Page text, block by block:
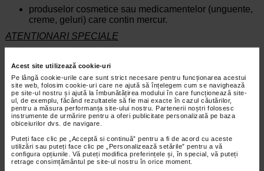
Acest site utilizează cookie-uri
Pe lângă cookie-urile care sunt strict necesare pentru funcționarea acestui
site web, folosim cookie-uri care ne ajută să înțelegem cum se navighează
pe site-ul nostru și ajută la îmbunătățirea modului în care funcționează site-
ul, de exemplu, făcând rezultatele să fie mai exacte în cazul căutărilor,
pentru a măsura performanța site-ului nostru. Partenerii noștri folosesc
instrumente de urmărire pentru a oferi publicitate personalizată pe baza
obiceiurilor dvs. de navigare.
Puteți face clic pe „Acceptă si continuă” pentru a fi de acord cu aceste
utilizări sau puteți face clic pe „Personalizează setările” pentru a vă
configura opțiunile. Vă puteți modifica preferințele și, în special, vă puteți
retrage consimțământul pe site-ul nostru în orice moment.
produselor cosmetice sau medicamentelor (unguente,
creme, geluri) care contin mercur.
ATENTIONARI SPECIALE
Nu se stie daca utilizarea acestui medicament in
perioada de sarcina sau alaptare poate deter-mina efecte
negative, de aceea se recomanda sa se evite administrarea
sa in cazul in care nu este neaparat necesara.
Capacitatea de a conduce vehicule sau de a folosi utilaje
Acest medicament nu influenteaza capacitatea de a conduce
vehicule sau de a folosi utilaje.
DOZE Sl MOD DE ADMINISTRARE